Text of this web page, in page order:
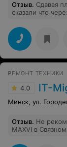
Отзыв. Сдавая
сказали что
неделю. Вчера,
поднимается.
Андрей поднял
дней.
РЕМОНТ ТЕХНИКИ
4.0 IT-
Минск, ул.
Отзыв. Не
МАХVI в
Гарантийный